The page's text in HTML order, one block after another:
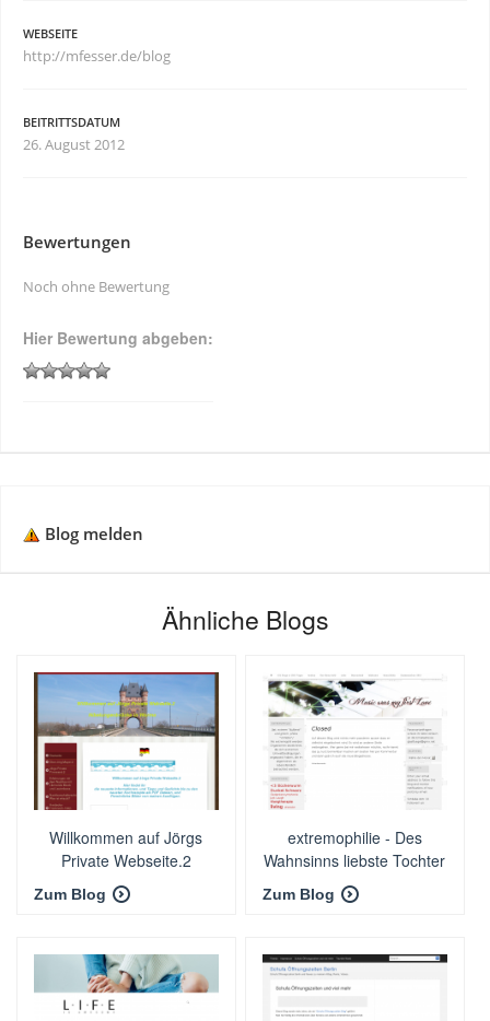
WEBSEITE
http://mfesser.de/blog
BEITRITTSDATUM
26. August 2012
Bewertungen
Noch ohne Bewertung
Hier Bewertung abgeben:
Blog melden
Ähnliche Blogs
Willkommen auf Jörgs
Private Webseite.2
Zum Blog
extremophilie - Des
Wahnsinns liebste Tochter
Zum Blog